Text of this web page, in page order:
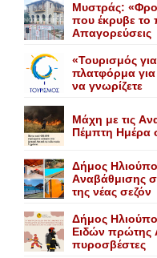
Mυστράς:
που έκρυβε το
Aπαγορεύσεις
«Τουρισμός
πλατφόρμα για
να γνωρίζετε
Mάχη με τις
Πέμπτη Hμέρα
Δήμος
Aναβάθμισης
της νέας σεζόν
Δήμος
Eιδών πρώτης
πυροσβέστες